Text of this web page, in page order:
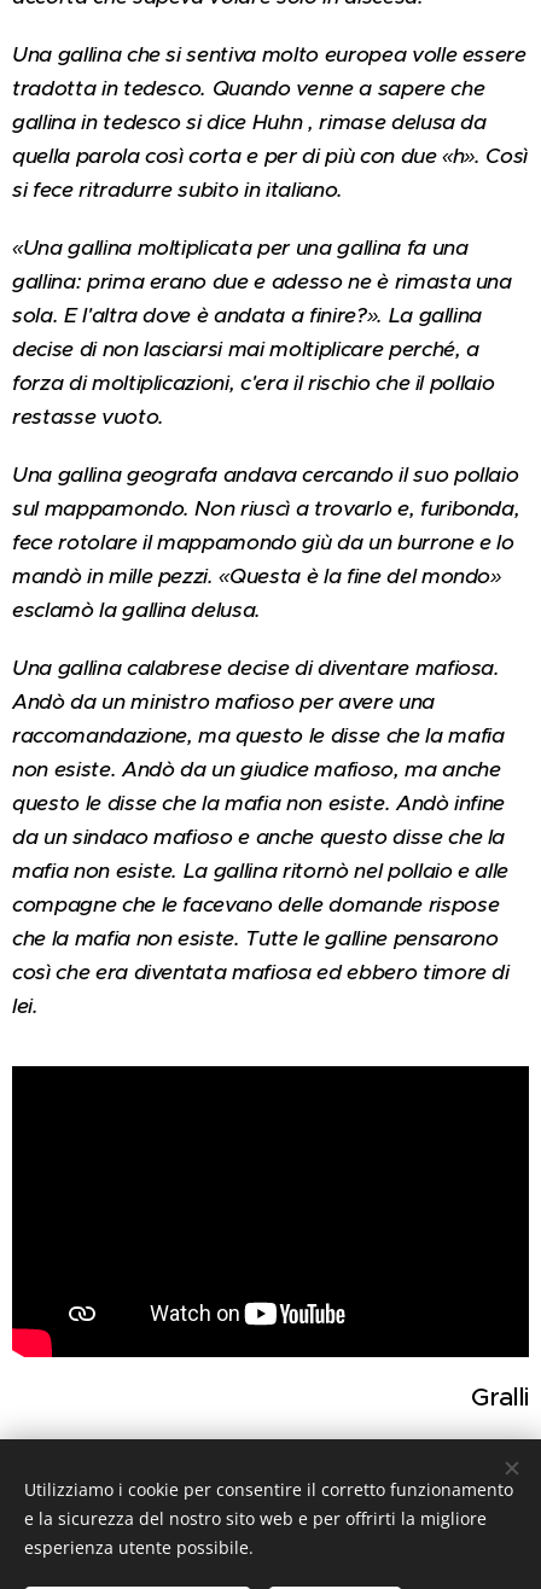
Una gallina che si sentiva molto europea volle essere
tradotta in tedesco. Quando venne a sapere che
gallina in tedesco si dice Huhn , rimase delusa da
quella parola così corta e per di più con due «h». Così
si fece ritradurre subito in italiano.
«Una gallina moltiplicata per una gallina fa una
gallina: prima erano due e adesso ne è rimasta una
sola. E l'altra dove è andata a finire?». La gallina
decise di non lasciarsi mai moltiplicare perché, a
forza di moltiplicazioni, c'era il rischio che il pollaio
restasse vuoto.
Una gallina geografa andava cercando il suo pollaio
sul mappamondo. Non riuscì a trovarlo e, furibonda,
fece rotolare il mappamondo giù da un burrone e lo
mandò in mille pezzi. «Questa è la fine del mondo»
esclamò la gallina delusa.
Una gallina calabrese decise di diventare mafiosa.
Andò da un ministro mafioso per avere una
raccomandazione, ma questo le disse che la mafia
non esiste. Andò da un giudice mafioso, ma anche
questo le disse che la mafia non esiste. Andò infine
da un sindaco mafioso e anche questo disse che la
mafia non esiste. La gallina ritornò nel pollaio e alle
compagne che le facevano delle domande rispose
che la mafia non esiste. Tutte le galline pensarono
così che era diventata mafiosa ed ebbero timore di
lei.
Gralli
Share
Utilizziamo i cookie per consentire il corretto funzionamento
e la sicurezza del nostro sito web e per offrirti la migliore
esperienza utente possibile.